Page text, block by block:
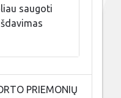
saugoti
PRIEMONIŲ